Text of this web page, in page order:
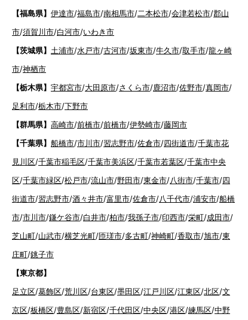
【福島県】 伊達市/福島市/南相馬市/二本松市/会津若松市/郡山
市/須賀川市/白河市/いわき市
【茨城県】 土浦市/水戸市/古河市/坂東市/牛久市/取手市/龍ヶ崎
市/神栖市
【栃木県】 宇都宮市/大田原市/さくら市/鹿沼市/佐野市/真岡市/
足利市/栃木市/下野市
【群馬県】 高崎市/前橋市/前橋市/伊勢崎市/藤岡市
【千葉県】 船橋市/市川市/習志野市/佐倉市/四街道市/千葉市花
見川区/千葉市稲毛区/千葉市美浜区/千葉市若葉区/千葉市中央
区/千葉市緑区/松戸市/流山市/野田市/東金市/八街市/千葉市/四
街道市/習志野市/酒々井市/富里市/佐倉市/八千代市/浦安市/船橋
市/市川市/鎌ケ谷市/白井市/柏市/我孫子市/印西市/栄町/成田市/
芝山町/山武市/横芝光町/匝瑳市/多古町/神崎町/香取市/旭市/東
庄町/銚子市
【東京都】
足立区/葛飾区/荒川区/台東区/墨田区/江戸川区/江東区/北区/文
京区/板橋区/豊島区/新宿区/千代田区/中央区/港区/練馬区/中野